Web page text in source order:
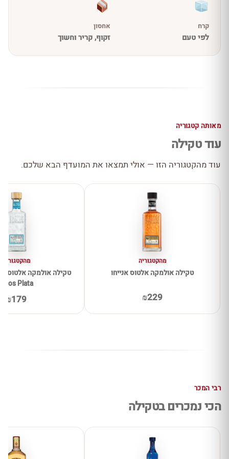
קרח
לפי טעם
אחסון
זקוף, קריר וחשוך
מאותה קטגוריה
עוד טקילה
עוד מהקטגוריה הזו — אולי תמצאו את המועדף הבא שלכם.
מהקטגוריה
טקילה אולמקה אלטוס אנייחו
₪229
מהקטגוריה
Plata
₪179
רבי המכר
הכי נמכרים בטקילה